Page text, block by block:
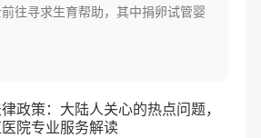
往寻求生育帮助，其中捐卵试管婴
政策：大陆人关心的热点问题，
院专业服务解读